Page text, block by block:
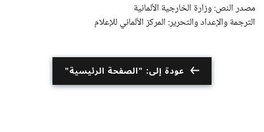
مصدر النص: وزارة الخارجية الألمانية
الترجمة والإعداد والتحرير: المركز الألماني للإعلام
عودة إلى: "الصفحة الرئيسية"